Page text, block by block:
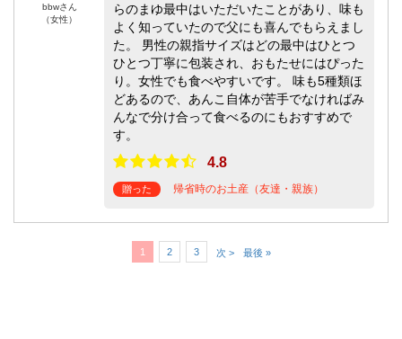
bbwさん
（女性）
らのまゆ最中はいただいたことがあり、味も
よく知っていたので父にも喜んでもらえまし
た。 男性の親指サイズはどの最中はひとつ
ひとつ丁寧に包装され、おもたせにはぴった
り。女性でも食べやすいです。 味も5種類ほ
どあるので、あんこ自体が苦手でなければみ
んなで分け合って食べるのにもおすすめで
す。
4.8
贈った 帰省時のお土産（友達・親族）
1 2 3 次 > 最後 »